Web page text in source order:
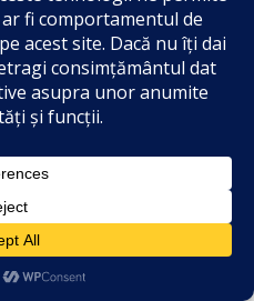
Stroe,